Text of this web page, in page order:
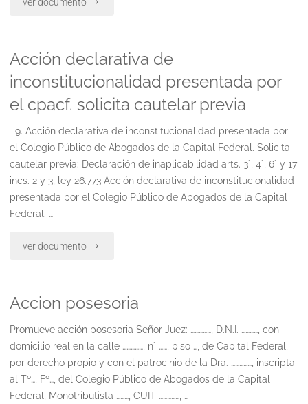
agravios.
reserva
caso
cálculo
ripte.
la
ley
26.77incons.
del
Acción declarativa de
inconstitucionalidad presentada por
el cpacf. solicita cautelar previa
9. Acción declarativa de inconstitucionalidad presentada por
el Colegio Público de Abogados de la Capital Federal. Solicita
cautelar previa: Declaración de inaplicabilidad arts. 3°, 4°, 6° y 17
incs. 2 y 3, ley 26.773 Acción declarativa de inconstitucionalidad
presentada por el Colegio Público de Abogados de la Capital
Federal. …
ver documento "Acción
de
inconstitucionalidad
por
Accion posesoria
Promueve acción posesoria Señor Juez: ……………, D.N.I. …………, con
domicilio real en la calle ……………, n° ……, piso …, de Capital Federal,
por derecho propio y con el patrocinio de la Dra. ……………, inscripta
al Tº…, Fº…, del Colegio Público de Abogados de la Capital
Federal, Monotributista ………, CUIT ……………, …